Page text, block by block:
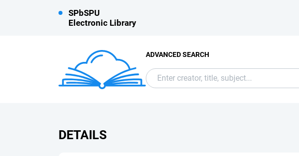
SPbSPU
Electronic Library
ADVANCED SEARCH
DETAILS